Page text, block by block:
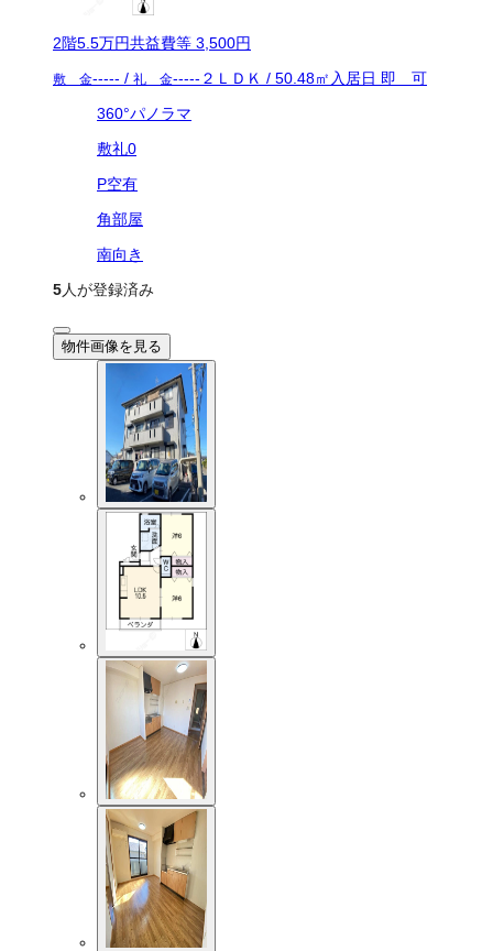
2階5.5万円共益費等 3,500円
敷 金----- / 礼 金----- ２ＬＤＫ / 50.48㎡ 入居日 即 可
360°パノラマ
敷礼0
P空有
角部屋
南向き
5人が登録済み
物件画像を見る